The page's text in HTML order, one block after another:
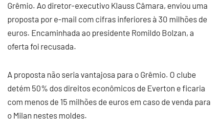
Grêmio. Ao diretor-executivo Klauss Câmara, enviou uma
proposta por e-mail com cifras inferiores à 30 milhões de
euros. Encaminhada ao presidente Romildo Bolzan, a
oferta foi recusada.
A proposta não seria vantajosa para o Grêmio. O clube
detém 50% dos direitos econômicos de Everton e ficaria
com menos de 15 milhões de euros em caso de venda para
o Milan nestes moldes.